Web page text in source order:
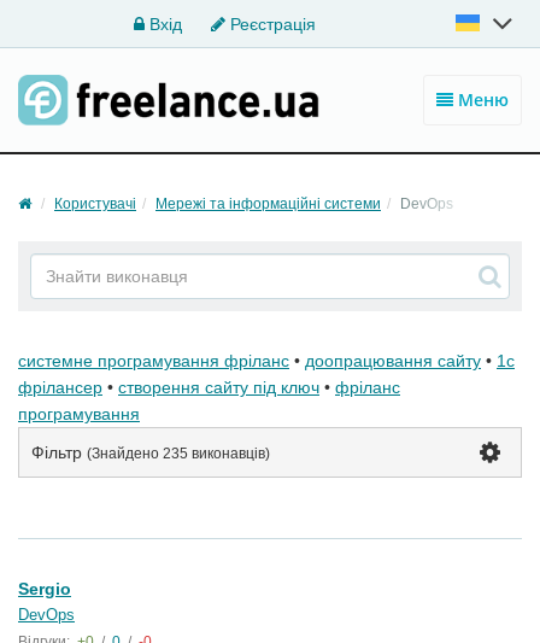
Вхід Реєстрація
Меню
Користувачі Мережі та інформаційні системи DevOps
системне програмування фріланс • доопрацювання сайту • 1с
фрілансер • створення сайту під ключ • фріланс
програмування
Фільтр (Знайдено 235 виконавців)
Sergio
DevOps